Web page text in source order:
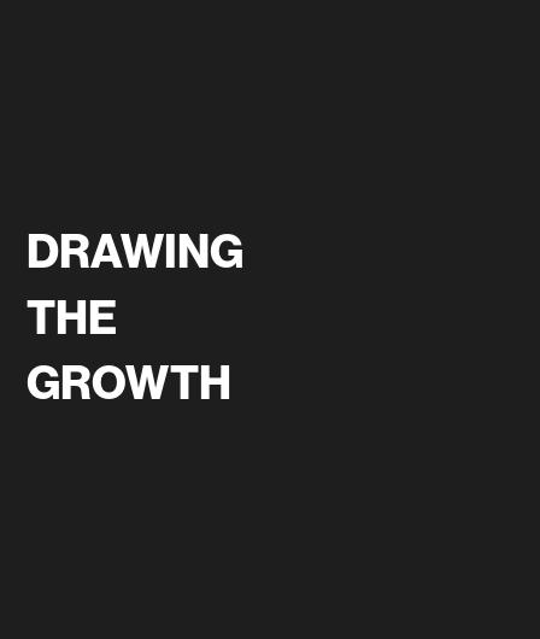
DRAWING
THE
GROWTH